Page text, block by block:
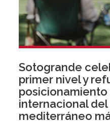
Sotogrande
primer nivel y
internacional
mediterráneo